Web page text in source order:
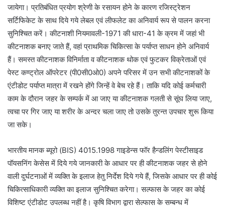
जायेगा। प्रतिबंधित प्रयोग श्रेणी के रसायन होने के कारण रजिस्ट्रेशन
सर्टिफिकेट के साथ दिये गये लेबल एवं लीफलेट का अनिवार्य रूप से पालन करना
सुनिश्चित करें। कीटनाशी नियमावली-1971 की धारा-41 के क्रम में जहां भी
कीटनाशक बनाए जाते हैं, वहां प्राथमिक चिकित्सा के पर्याप्त साधन होने अनिवार्य
हैं। समस्त कीटनाशक विनिर्माता व कीटनाशक थोक एवं फुटकर विक्रेताओं एवं
पेस्ट कण्ट्रोल ऑपरेटर (पी0सी0ओ0) अपने परिसर में उन सभी कीटनाशकों के
एंटीडोट पर्याप्त मात्रा में रखने होंगे जिन्हें वे बेच रहे हैं। ताकि यदि कोई कर्मचारी
काम के दौरान जहर के सम्पर्क में आ जाए या कीटनाशक गलती से सूंघ लिया जाए,
त्वचा पर गिर जाए या शरीर के अन्दर चला जाए तो उसके तुरन्त उपचार शुरू किया
जा सके।
भारतीय मानक ब्यूरो (BIS) 4015.1998 गाइडेन्स फॉर हैन्डलिंग पेस्टीसाइड
पॉयसनिंग केसेस में दिये गये जानकारी के आधार पर ही कीटनाशक जहर से होने
वाली दुर्घटनाओं में व्यक्ति के इलाज हेतु निर्देश दिये गये हैं, जिसके आधार पर ही कोई
चिकित्साधिकारी व्यक्ति का इलाज सुनिश्चित करेगा। सल्फास के जहर का कोई
विशिष्ट एंटीडोट उपलब्ध नहीं है। कृषि विभाग द्वारा सेल्फास के सम्बन्ध में